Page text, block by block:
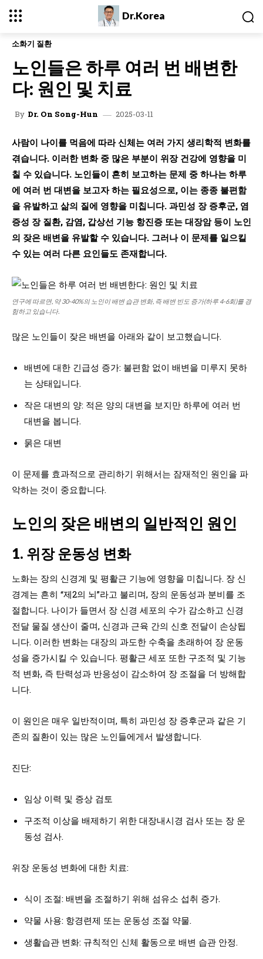
Dr.Korea
소화기 질환
노인들은 하루 여러 번 배변한
다: 원인 및 치료
By Dr. On Song-Hun 2025-03-11
사람이 나이를 먹음에 따라 신체는 여러 가지 생리학적 변화를
겪습니다. 이러한 변화 중 많은 부분이 위장 건강에 영향을 미
칠 수 있습니다. 노인들이 흔히 보고하는 문제 중 하나는 하루
에 여러 번 대변을 보고자 하는 필요성으로, 이는 종종 불편함
을 유발하고 삶의 질에 영향을 미칩니다. 과민성 장 증후군, 염
증성 장 질환, 감염, 갑상선 기능 항진증 또는 대장암 등이 노인
의 잦은 배변을 유발할 수 있습니다. 그러나 이 문제를 일으킬
수 있는 여러 다른 요인들도 존재합니다.
연구에 따르면, 약 30-40%의 노인이 배변 습관 변화, 즉 배변 빈도 증가(하루 4-6회)를 경
험하고 있습니다.
많은 노인들이 잦은 배변을 아래와 같이 보고했습니다.
배변에 대한 긴급성 증가: 불편함 없이 배변을 미루지 못하
는 상태입니다.
작은 대변의 양: 적은 양의 대변을 보지만 하루에 여러 번
대변을 봅니다.
묽은 대변
이 문제를 효과적으로 관리하기 위해서는 잠재적인 원인을 파
악하는 것이 중요합니다.
노인의 잦은 배변의 일반적인 원인
1. 위장 운동성 변화
노화는 장의 신경계 및 평활근 기능에 영향을 미칩니다. 장 신
경계는 흔히 “제2의 뇌”라고 불리며, 장의 운동성과 분비를 조
절합니다. 나이가 들면서 장 신경 세포의 수가 감소하고 신경
전달 물질 생산이 줄며, 신경과 근육 간의 신호 전달이 손상됩
니다. 이러한 변화는 대장의 과도한 수축을 초래하여 장 운동
성을 증가시킬 수 있습니다. 평활근 세포 또한 구조적 및 기능
적 변화, 즉 탄력성과 반응성이 감소하여 장 조절을 더 방해합
니다.
이 원인은 매우 일반적이며, 특히 과민성 장 증후군과 같은 기
존의 질환이 있는 많은 노인들에게서 발생합니다.
진단:
임상 이력 및 증상 검토
구조적 이상을 배제하기 위한 대장내시경 검사 또는 장 운
동성 검사.
위장 운동성 변화에 대한 치료:
식이 조절: 배변을 조절하기 위해 섬유소 섭취 증가.
약물 사용: 항경련제 또는 운동성 조절 약물.
생활습관 변화: 규칙적인 신체 활동으로 배변 습관 안정.